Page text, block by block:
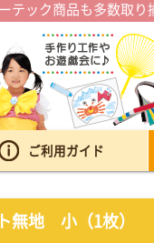
ック商品も多数取り
ご利用ガイド
無地 小（1枚）